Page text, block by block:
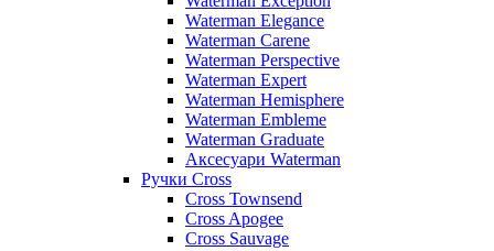
Waterman Elegance
Waterman Carene
Waterman Perspective
Waterman Expert
Waterman Hemisphere
Waterman Embleme
Waterman Graduate
Аксесуари Waterman
Ручки Cross
Cross Townsend
Cross Apogee
Cross Sauvage